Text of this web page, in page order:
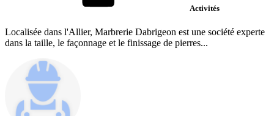
Activités
Localisée dans l'Allier, Marbrerie Dabrigeon est une société experte
dans la taille, le façonnage et le finissage de pierres...